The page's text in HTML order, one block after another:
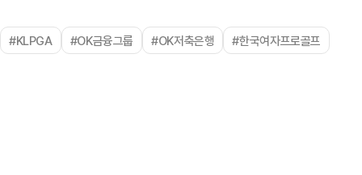
#KLPGA #OK금융그룹 #OK저축은행 #한국여자프로골프